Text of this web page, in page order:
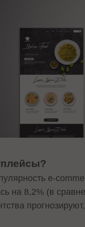
e-
на 8,2% (в